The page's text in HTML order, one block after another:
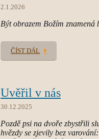
2.1.2026
Být obrazem Božím
ČÍST DÁL
Uvěřil v nás
30.12.2025
Pozdě psi na dvoře zbystřili
hvězdy se zjevily bez varování: